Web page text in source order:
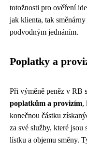
totožnosti pro ověření
jak klienta, tak
podvodným jednáním.
Poplatky a
Při výměně peněz v RB
poplatkům a provizím,
konečnou částku
za své služby, které
lístku a objemu směny.